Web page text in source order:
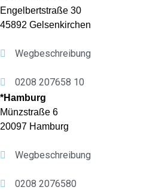
Engelbertstraße 30
45892 Gelsenkirchen
Wegbeschreibung
0208 207658 10
*Hamburg
Münzstraße 6
20097 Hamburg
Wegbeschreibung
0208 2076580